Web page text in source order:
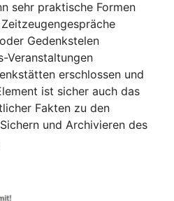
sehr praktische Formen
Gedenkstelen
Veranstaltungen
erschlossen und
ist sicher auch das
Fakten zu den
und Archivieren des